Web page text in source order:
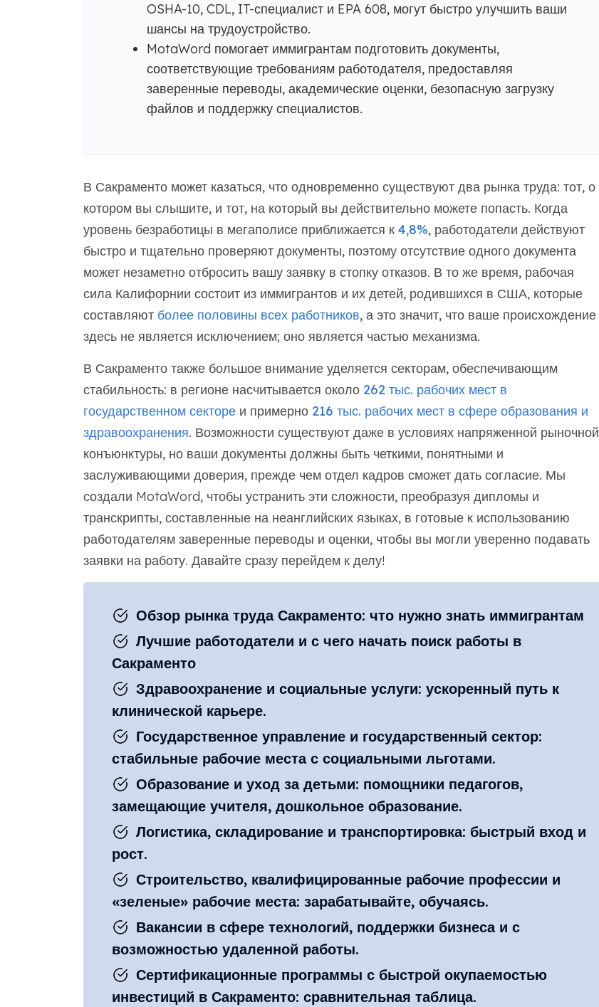
OSHA-10, CDL, IT-специалист и EPA 608, могут быстро улучшить ваши
шансы на трудоустройство.
MotaWord помогает иммигрантам подготовить документы,
соответствующие требованиям работодателя, предоставляя
заверенные переводы, академические оценки, безопасную загрузку
файлов и поддержку специалистов.
В Сакраменто может казаться, что одновременно существуют два рынка труда: тот, о
котором вы слышите, и тот, на который вы действительно можете попасть. Когда
уровень безработицы в мегаполисе приближается к 4,8%, работодатели действуют
быстро и тщательно проверяют документы, поэтому отсутствие одного документа
может незаметно отбросить вашу заявку в стопку отказов. В то же время, рабочая
сила Калифорнии состоит из иммигрантов и их детей, родившихся в США, которые
составляют более половины всех работников, а это значит, что ваше происхождение
здесь не является исключением; оно является частью механизма.
В Сакраменто также большое внимание уделяется секторам, обеспечивающим
стабильность: в регионе насчитывается около 262 тыс. рабочих мест в
государственном сектореи примерно 216 тыс. рабочих мест в сфере образования и
здравоохранения. Возможности существуют даже в условиях напряженной рыночной
конъюнктуры, но ваши документы должны быть четкими, понятными и
заслуживающими доверия, прежде чем отдел кадров сможет дать согласие. Мы
создали MotaWord, чтобы устранить эти сложности, преобразуя дипломы и
транскрипты, составленные на неанглийских языках, в готовые к использованию
работодателям заверенные переводы и оценки, чтобы вы могли уверенно подавать
заявки на работу. Давайте сразу перейдем к делу!
Обзор рынка труда Сакраменто: что нужно знать иммигрантам
Лучшие работодатели и с чего начать поиск работы в
Сакраменто
Здравоохранение и социальные услуги: ускоренный путь к
клинической карьере.
Государственное управление и государственный сектор:
стабильные рабочие места с социальными льготами.
Образование и уход за детьми: помощники педагогов,
замещающие учителя, дошкольное образование.
Логистика, складирование и транспортировка: быстрый вход и
рост.
Строительство, квалифицированные рабочие профессии и
«зеленые» рабочие места: зарабатывайте, обучаясь.
Вакансии в сфере технологий, поддержки бизнеса и с
возможностью удаленной работы.
Сертификационные программы с быстрой окупаемостью
инвестиций в Сакраменто: сравнительная таблица.